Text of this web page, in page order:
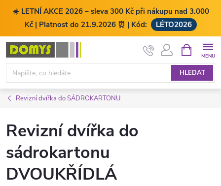
☀️ LETNÍ AKCE 2026 – sleva 300 Kč při nákupu nad 3.000
Kč | Platnost do 21.9.2026 ⏰ | Kód:
LÉTO2026
Přejít
obsah
HLEDAT
NÁKUPNÍ
KOŠÍK
Revizní dvířka do SÁDROKARTONU
Revizní dvířka do
sádrokartonu
DVOUKŘÍDLÁ